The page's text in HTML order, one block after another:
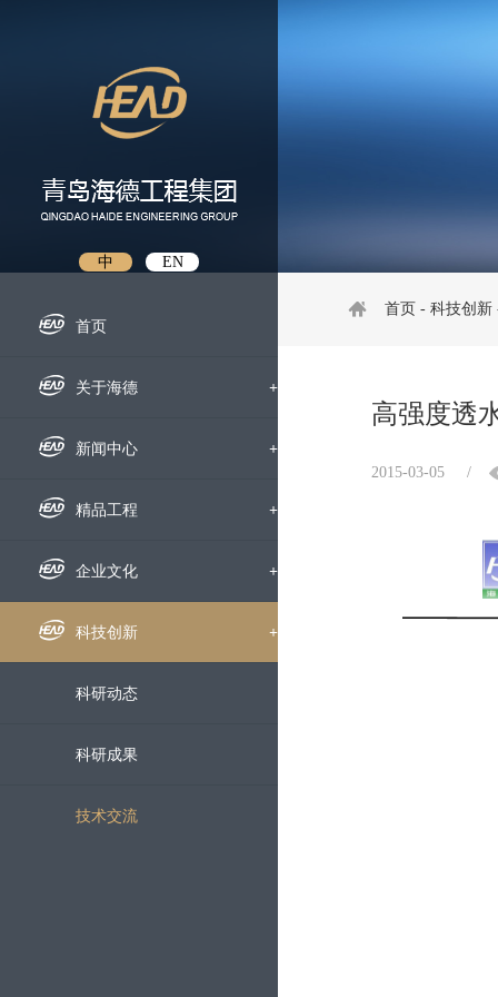
中 EN
首页
关于海德 +
企业概况
组织机构
下属公司
发展历程
荣誉资质
企业宣传片
新闻中心 +
企业新闻
通知公告
招标信息
媒体聚焦
精品工程 +
国内工程
海外工程
企业文化 +
企业文化
员工风采
文明创建
党群工作
科技创新 +
科研动态
科研成果
技术交流
首页 - 科技创新
高强度透
2015-03-05 /